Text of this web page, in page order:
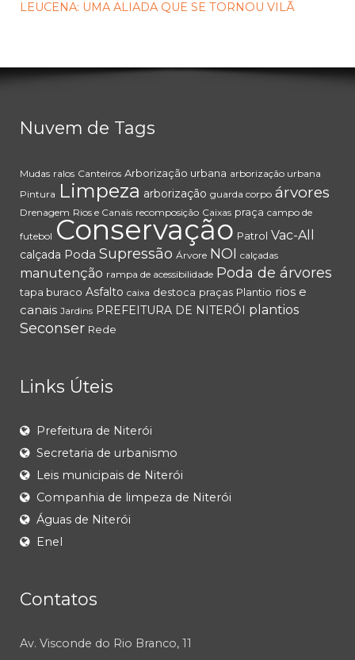
LEUCENA: UMA ALIADA QUE SE TORNOU VILÃ
Nuvem de Tags
Mudas ralos Canteiros Arborização urbana arborização urbana
Pintura Limpeza arborização guarda corpo árvores
Drenagem Rios e Canais recomposição Caixas praça campo de
futebol Conservação Patrol Vac-All
calçada Poda Supressão Árvore NOI calçadas
manutenção rampa de acessibilidade Poda de árvores
tapa buraco Asfalto caixa destoca praças Plantio rios e
canais Jardins PREFEITURA DE NITERÓI plantios
Seconser Rede
Links Úteis
Prefeitura de Niterói
Secretaria de urbanismo
Leis municipais de Niterói
Companhia de limpeza de Niterói
Águas de Niterói
Enel
Contatos
Av. Visconde do Rio Branco, 11